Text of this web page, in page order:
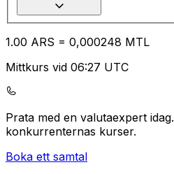
1.00 ARS = 0,000248 MTL
Mittkurs vid 06:27 UTC
Prata med en valutaexpert idag.
konkurrenternas kurser.
Boka ett samtal